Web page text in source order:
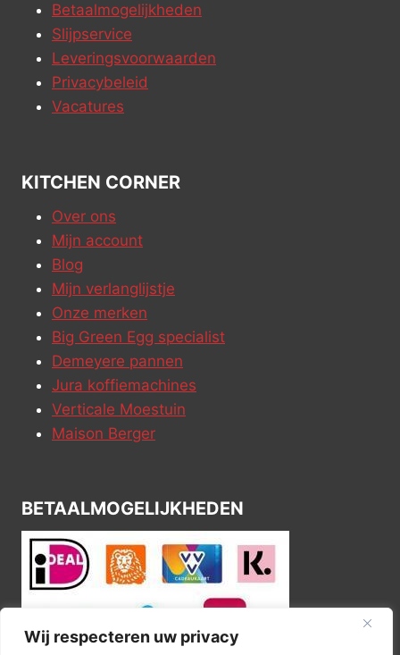
Wij respecteren uw privacy
Betaalmogelijkheden
Slijpservice
Leveringsvoorwaarden
Privacybeleid
Vacatures
KITCHEN CORNER
Over ons
Mijn account
Blog
Mijn verlanglijstje
Onze merken
Big Green Egg specialist
Demeyere pannen
Jura koffiemachines
Verticale Moestuin
Maison Berger
BETAALMOGELIJKHEDEN